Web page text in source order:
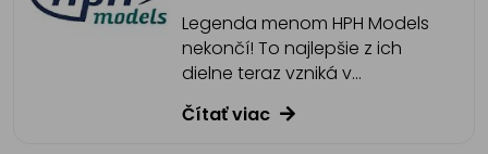
Legenda menom HPH Models
nekončí! To najlepšie z ich
dielne teraz vzniká v
limitovaných sériách exkluzívne
pre náš e-shop MN-Modelář.
Čítať viac